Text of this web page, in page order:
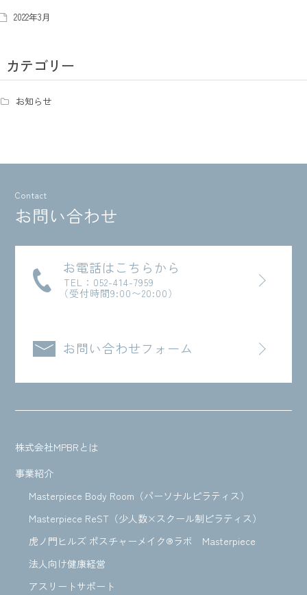
2022年3月
カテゴリー
お知らせ
Contact
お問い合わせ
お電話はこちらから
TEL：052-414-7959
（受付時間9:00〜20:00）
お問い合わせフォーム
株式会社MPBRとは
事業紹介
Masterpiece Body Room（パーソナルピラティス）
Masterpiece ReST（少人数×スクール制ピラティス）
虎ノ門ヒルズ ポスチャーメイク®ラボ Masterpiece
法人向け健康経営
アスリートサポート